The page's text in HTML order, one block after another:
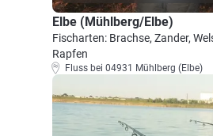
Elbe (Mühlberg/Elbe)
Fischarten: Brachse, Zander,
Rapfen
Fluss bei 04931 Mühlberg (Elbe)